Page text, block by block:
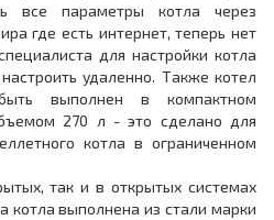
все параметры котла через
где есть интернет, теперь нет
для настройки котла
удаленно. Также котел
выполнен в компактном
270 л - это сделано для
котла в ограниченном
так и в открытых системах
котла выполнена из стали марки